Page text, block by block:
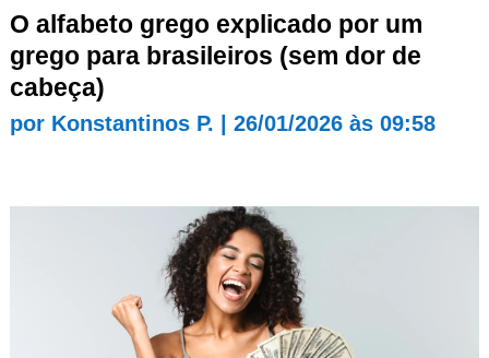
O alfabeto grego explicado por um
grego para brasileiros (sem dor de
cabeça)
por Konstantinos P. 26/01/2026 às 09:58